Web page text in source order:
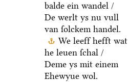
balde ein wandel /
De werlt ys nu vull
van ſolckem handel.
We leeff hefft wat
he leuen ſchal /
Deme ys mit einem
Ehewyue wol.